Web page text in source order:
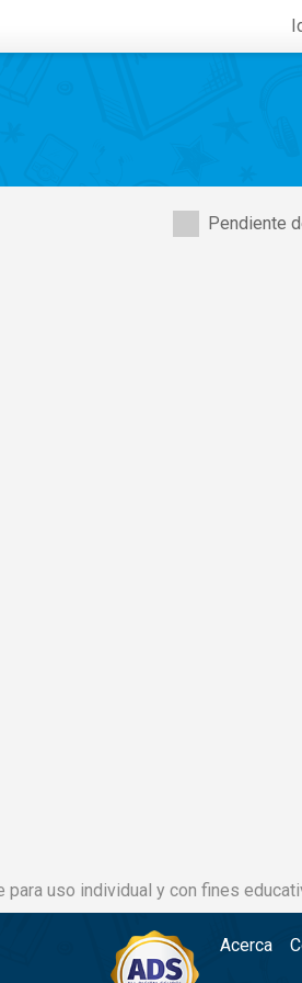
Pendiente
uso individual y con fines
Acerca